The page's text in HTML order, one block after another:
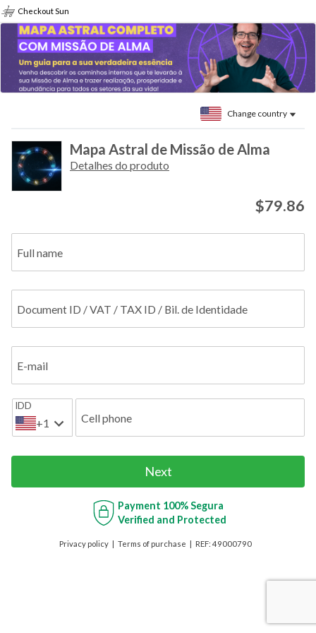
Checkout Sun
Change country
Mapa Astral de Missão de Alma
Detalhes do produto
$79.86
Full name
Document ID / VAT / TAX ID / Bil. de Identidade
E-mail
IDD
+1 Cell phone
Next
Payment 100% Segura
Verified and Protected
Privacy policy Terms of purchase REF: 49000790